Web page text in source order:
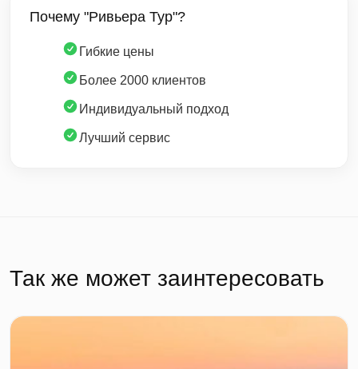
Почему "Ривьера Тур"?
Гибкие цены
Более 2000 клиентов
Индивидуальный подход
Лучший сервис
Так же может заинтересовать